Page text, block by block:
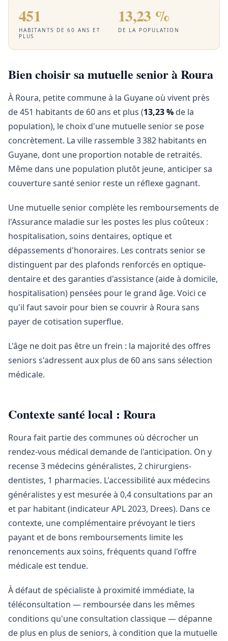
451
HABITANTS DE 60 ANS ET
PLUS
13,23 %
DE LA POPULATION
Bien choisir sa mutuelle senior à Roura
À Roura, petite commune à la Guyane où vivent près
de 451 habitants de 60 ans et plus (13,23 % de la
population), le choix d'une mutuelle senior se pose
concrètement. La ville rassemble 3 382 habitants en
Guyane, dont une proportion notable de retraités.
Même dans une population plutôt jeune, anticiper sa
couverture santé senior reste un réflexe gagnant.
Une mutuelle senior complète les remboursements de
l'Assurance maladie sur les postes les plus coûteux :
hospitalisation, soins dentaires, optique et
dépassements d'honoraires. Les contrats senior se
distinguent par des plafonds renforcés en optique-
dentaire et des garanties d'assistance (aide à domicile,
hospitalisation) pensées pour le grand âge. Voici ce
qu'il faut savoir pour bien se couvrir à Roura sans
payer de cotisation superflue.
L'âge ne doit pas être un frein : la majorité des offres
seniors s'adressent aux plus de 60 ans sans sélection
médicale.
Contexte santé local : Roura
Roura fait partie des communes où décrocher un
rendez-vous médical demande de l'anticipation. On y
recense 3 médecins généralistes, 2 chirurgiens-
dentistes, 1 pharmacies. L'accessibilité aux médecins
généralistes y est mesurée à 0,4 consultations par an
et par habitant (indicateur APL 2023, Drees). Dans ce
contexte, une complémentaire prévoyant le tiers
payant et de bons remboursements limite les
renoncements aux soins, fréquents quand l'offre
médicale est tendue.
À défaut de spécialiste à proximité immédiate, la
téléconsultation — remboursée dans les mêmes
conditions qu'une consultation classique — dépanne
de plus en plus de seniors, à condition que la mutuelle